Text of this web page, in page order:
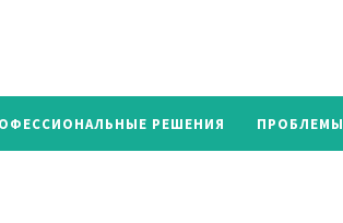
РЕШЕНИЯ ПРОБЛЕМЫ